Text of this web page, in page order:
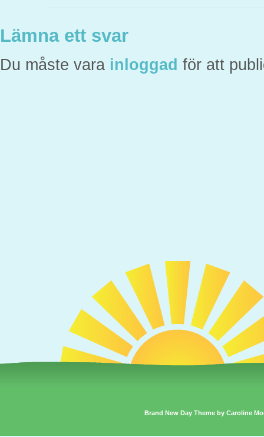
Lämna ett svar
Du måste vara inloggad för att
Brand New Day Theme by Caroline